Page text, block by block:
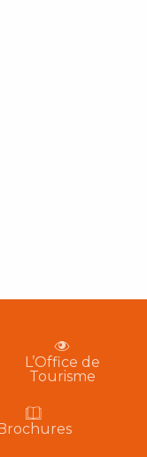
L’Office de
Tourisme